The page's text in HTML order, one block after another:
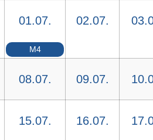
01.07.
M4
02.07.
08.07. 09.07.
15.07. 16.07.